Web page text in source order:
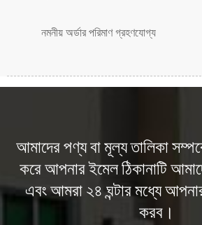
নমনীয় অর্ডার পরিমাণ গ্রহণযোগ্য
আমাদের পণ্য বা মূল্য তালিকা
করে আপনার ইমেল ঠিকানাটি
এবং আমরা ২৪ ঘন্টার মধ্যে
করব।